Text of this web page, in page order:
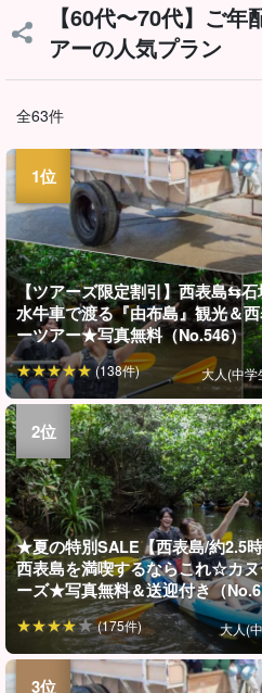
【60代〜70代】ご
アーの人気プラン
全63件
【ツアーズ限定割引】西表島⇆
水牛車で渡る『由布島』観光＆
ーツアー★写真無料（No.546）
大人(中
(138件)
★夏の特別SALE【西表島/約2.5
西表島を満喫するならこれ☆カ
ーズ★写真無料＆送迎付き（
大人(
(175件)